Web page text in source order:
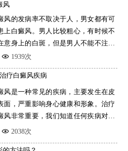
风
风的发病率不取决于人，男女都有可
上白癜风。男人比较粗心，有时候不
意身上的白斑，但是男人不能不注意
的白1939次
疗白癜风疾病
风是一种常见的疾病，主要发生在皮
面，严重影响身心健康和形象。治疗
风非常重要，我们知道任何疾病对健
有很2038次